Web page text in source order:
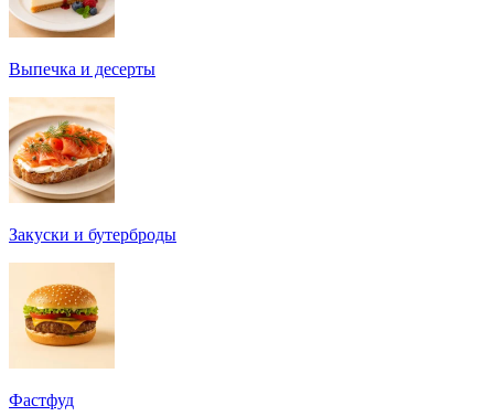
Выпечка и десерты
Закуски и бутерброды
Фастфуд